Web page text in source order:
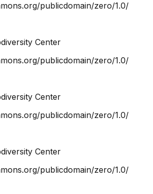
publicdomain/zero/1.0/
Center
publicdomain/zero/1.0/
Center
publicdomain/zero/1.0/
Center
publicdomain/zero/1.0/